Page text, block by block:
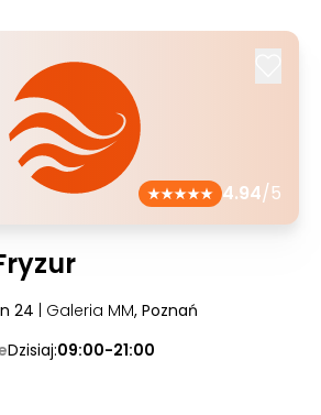
4.94/5
24 | Galeria MM, Poznań
Dzisiaj:09:00-21:00